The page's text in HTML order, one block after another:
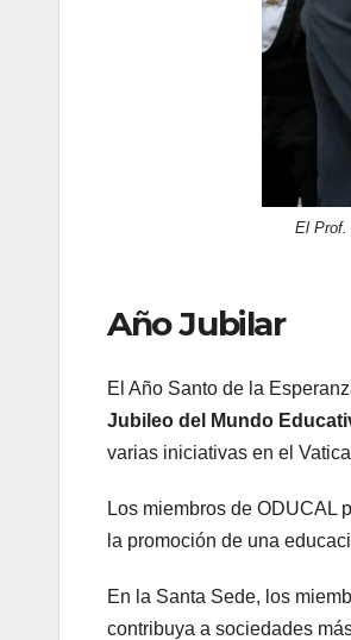
El Prof.
Año Jubilar
El Año Santo de la
Jubileo del Mundo
varias iniciativas en el
Los miembros de ODUCAL
la promoción de una
En la Santa Sede, los
contribuya a sociedades